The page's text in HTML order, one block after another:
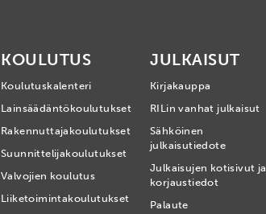
KOULUTUS
Koulutuskalenteri
Lainsäädäntökoulutukset
Rakennuttajakoulutukset
Suunnittelijakoulutukset
Valvojien koulutus
Liiketoimintakoulutukset
JULKAISUT
Kirjakauppa
RILin vanhat julkaisut
Sähköinen
julkaisutiedote
Julkaisujen kotisivut ja
korjaustiedot
Palaute